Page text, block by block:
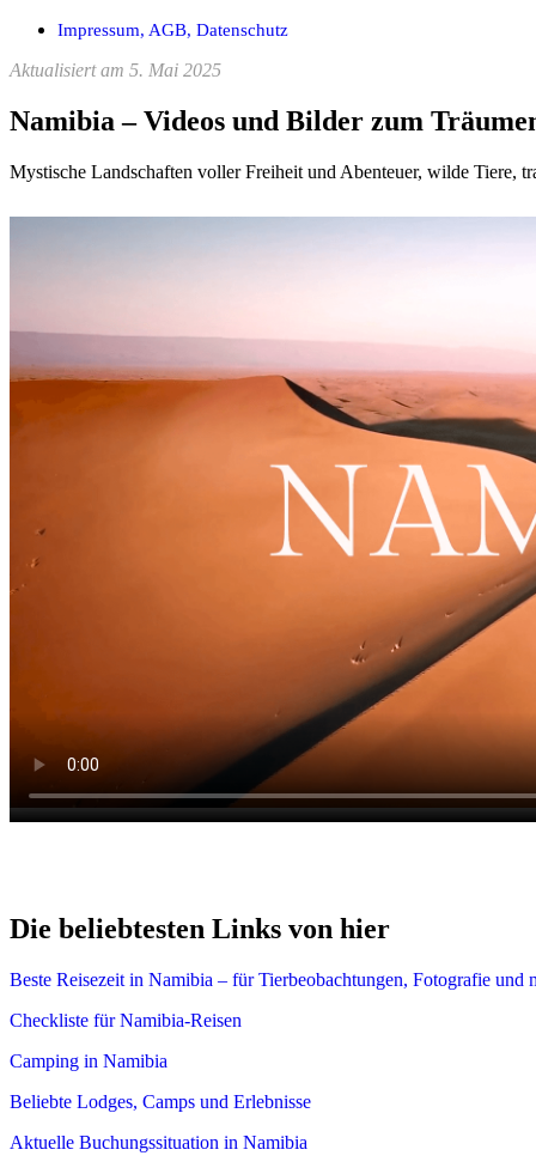
Impressum, AGB, Datenschutz
Aktualisiert am 5. Mai 2025
Namibia – Videos und Bilder zum
Mystische Landschaften voller Freiheit und Abenteuer, wilde Tiere,
Die beliebtesten Links von hier
Beste Reisezeit in Namibia – für Tierbeobachtungen, Fotografie und
Checkliste für Namibia-Reisen
Camping in Namibia
Beliebte Lodges, Camps und Erlebnisse
Aktuelle Buchungssituation in Namibia